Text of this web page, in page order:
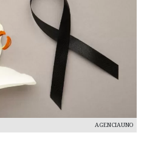
AGENCIAUNO